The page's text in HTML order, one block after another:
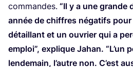
com­mandes. “Il y a une grande
année de chiffres néga­tifs
détaillant et un ouvrier qui a
emploi”, explique Jahan. “L’un
len­de­main, l’autre non. C’est